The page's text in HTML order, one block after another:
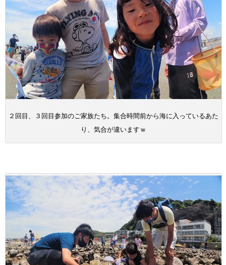
２回目、３回目参加のご家族たち。集合時間前から海に入っているあた
り、気合が違いますｗ